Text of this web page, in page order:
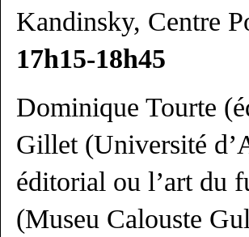
Kandinsky, Centre
17h15-18h45
Dominique Tourte
Gillet (Université
éditorial ou l’art du
(Museu Calouste